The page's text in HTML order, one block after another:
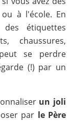
à l'école. En
étiquettes
chaussures,
se perdre
(!) par un
un joli
par le Père